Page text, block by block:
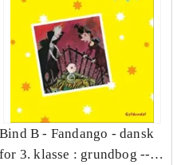
Bind B - Fandango - dansk
for 3. klasse : grundbog --